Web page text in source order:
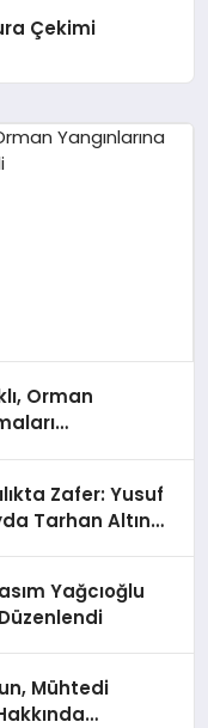
Çekimi
Orman
Zafer: Yusuf
Tarhan Altın
Yağcıoğlu
Mühtedi